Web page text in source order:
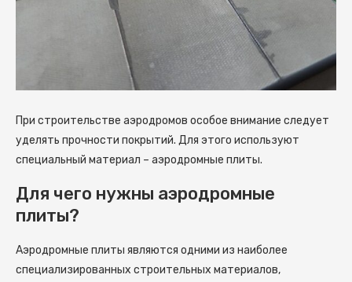
При строительстве аэродромов особое внимание следует
уделять прочности покрытий. Для этого используют
специальный материал – аэродромные плиты.
Для чего нужны аэродромные
плиты?
Аэродромные плиты являются одними из наиболее
специализированных строительных материалов,